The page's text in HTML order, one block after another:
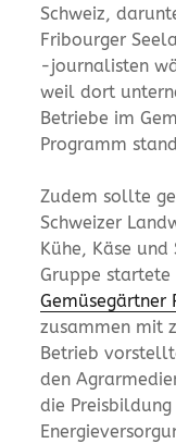
Schweiz,
Fribourger
-journalisten
weil dort
Betriebe im
Programm
Zudem sollte
Schweizer
Kühe, Käse
Gruppe startete
Gemüsegärtner
zusammen mit
Betrieb
den
die